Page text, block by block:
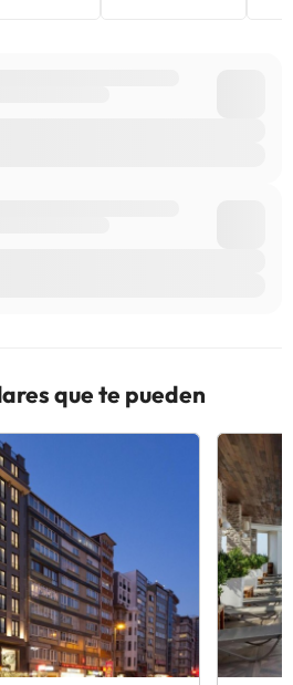
que te pueden